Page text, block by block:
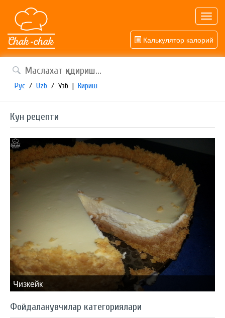
Калькулятор калорий
Рус / Uzb / Узб | Кириш
Кун рецепти
Чизкейк
Фойдаланувчилар категориялари